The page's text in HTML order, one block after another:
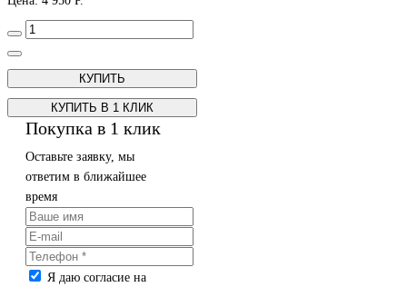
КУПИТЬ В 1 КЛИК
Покупка в 1 клик
Оставьте заявку, мы
ответим в ближайшее
время
Я даю согласие на